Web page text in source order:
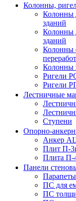
Колонны,
Колонны
зданий
Колонны
зданий
Колонны
Колонны
Ригели
Ригели
Лестничные
Ступени
Опорно-
Анкер
Плит П-
Плита П-
Панели
Парапеты
ПС для
ПС